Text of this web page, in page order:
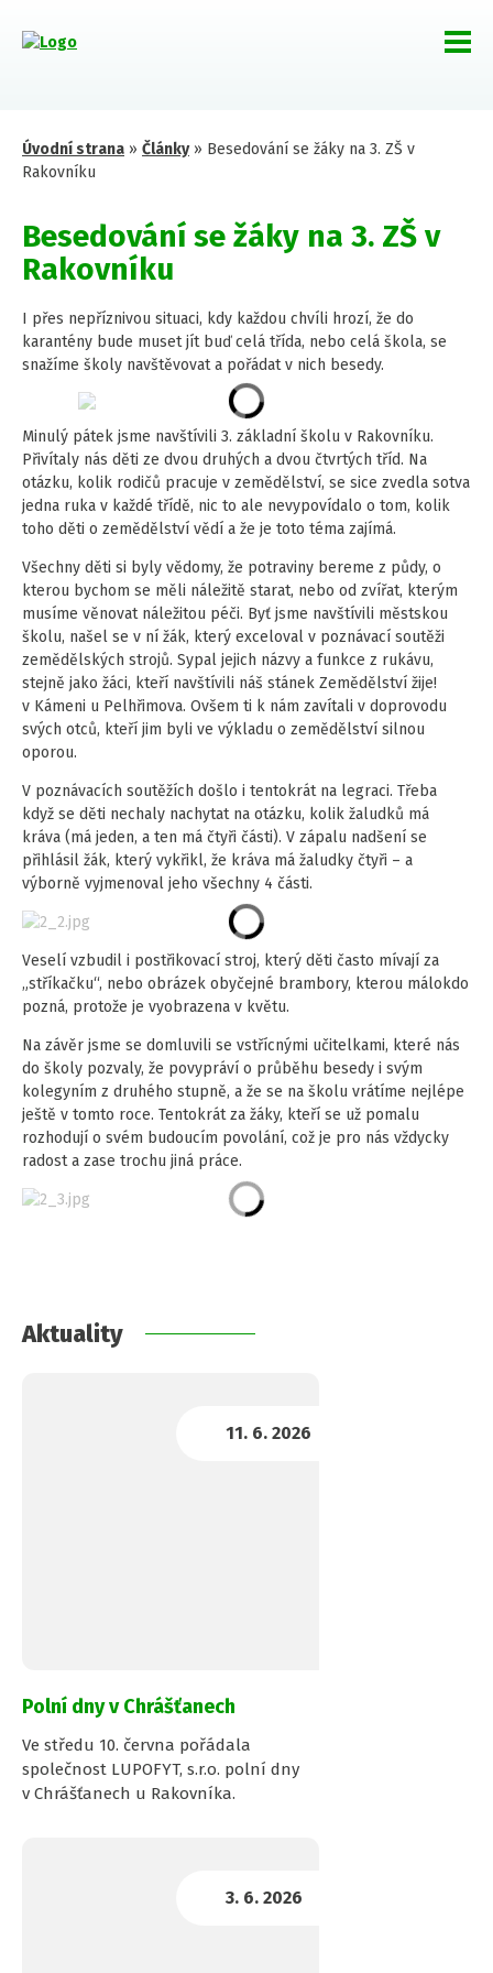
Úvodní strana » Články» Besedování se žáky na 3. ZŠ v
Rakovníku
Besedování se žáky na 3. ZŠ v
Rakovníku
I přes nepříznivou situaci, kdy každou chvíli hrozí, že do
karantény bude muset jít buď celá třída, nebo celá škola, se
snažíme školy navštěvovat a pořádat v nich besedy.
Minulý pátek jsme navštívili 3. základní školu v Rakovníku.
Přivítaly nás děti ze dvou druhých a dvou čtvrtých tříd. Na
otázku, kolik rodičů pracuje v zemědělství, se sice zvedla sotva
jedna ruka v každé třídě, nic to ale nevypovídalo o tom, kolik
toho děti o zemědělství vědí a že je toto téma zajímá.
Všechny děti si byly vědomy, že potraviny bereme z půdy, o
kterou bychom se měli náležitě starat, nebo od zvířat, kterým
musíme věnovat náležitou péči. Byť jsme navštívili městskou
školu, našel se v ní žák, který exceloval v poznávací soutěži
zemědělských strojů. Sypal jejich názvy a funkce z rukávu,
stejně jako žáci, kteří navštívili náš stánek Zemědělství žije!
v Kámeni u Pelhřimova. Ovšem ti k nám zavítali v doprovodu
svých otců, kteří jim byli ve výkladu o zemědělství silnou
oporou.
V poznávacích soutěžích došlo i tentokrát na legraci. Třeba
když se děti nechaly nachytat na otázku, kolik žaludků má
kráva (má jeden, a ten má čtyři části). V zápalu nadšení se
přihlásil žák, který vykřikl, že kráva má žaludky čtyři – a
výborně vyjmenoval jeho všechny 4 části.
Veselí vzbudil i postřikovací stroj, který děti často mívají za
„stříkačku“, nebo obrázek obyčejné brambory, kterou málokdo
pozná, protože je vyobrazena v květu.
Na závěr jsme se domluvili se vstřícnými učitelkami, které nás
do školy pozvaly, že povypráví o průběhu besedy i svým
kolegyním z druhého stupně, a že se na školu vrátíme nejlépe
ještě v tomto roce. Tentokrát za žáky, kteří se už pomalu
rozhodují o svém budoucím povolání, což je pro nás vždycky
radost a zase trochu jiná práce.
Aktuality
Polní dny v Chrášťanech
Ve středu 10. června pořádala
společnost LUPOFYT, s.r.o. polní dny
v Chrášťanech u Rakovníka.